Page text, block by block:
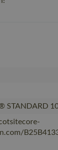
STANDARD